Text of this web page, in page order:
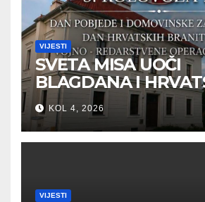
VIJESTI
SVETA MISA UOČI
BLAGDANA I
PRAZNIKA
KOL 4, 2026
VIJESTI